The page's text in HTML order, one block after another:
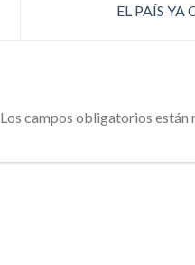
EL PAÍS
Los campos obligatorios están